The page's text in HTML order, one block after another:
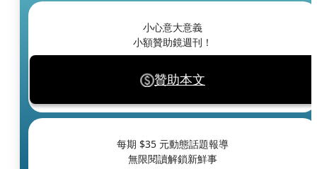
小心意大意義
小額贊助鏡週刊！
贊助本文
每期 $35 元動態話題報導
無限閱讀解鎖新鮮事